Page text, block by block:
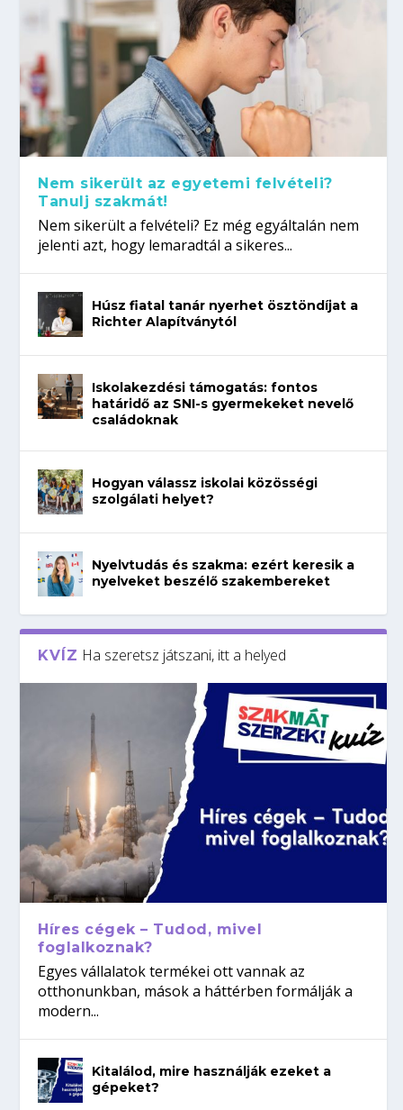
Nem sikerült az egyetemi felvételi?
Tanulj szakmát!
Nem sikerült a felvételi? Ez még egyáltalán nem
jelenti azt, hogy lemaradtál a sikeres...
Húsz fiatal tanár nyerhet ösztöndíjat a
Richter Alapítványtól
Iskolakezdési támogatás: fontos
határidő az SNI-s gyermekeket nevelő
családoknak
Hogyan válassz iskolai közösségi
szolgálati helyet?
Nyelvtudás és szakma: ezért keresik a
nyelveket beszélő szakembereket
KVÍZ Ha szeretsz játszani, itt a helyed
Híres cégek – Tudod, mivel
foglalkoznak?
Egyes vállalatok termékei ott vannak az
otthonunkban, mások a háttérben formálják a
modern...
Kitalálod, mire használják ezeket a
gépeket?